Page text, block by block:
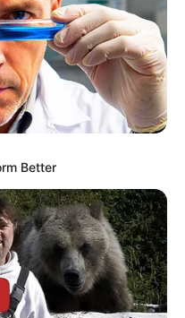
του «Άγιος
Εύβοια: Έκανε
2.480€
με την 15χρονη
επεισόδιο στο
από την Ελλάδα και
Better